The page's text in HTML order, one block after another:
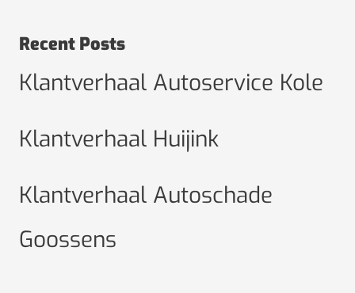
Recent Posts
Klantverhaal Autoservice Kole
Klantverhaal Huijink
Klantverhaal Autoschade
Goossens